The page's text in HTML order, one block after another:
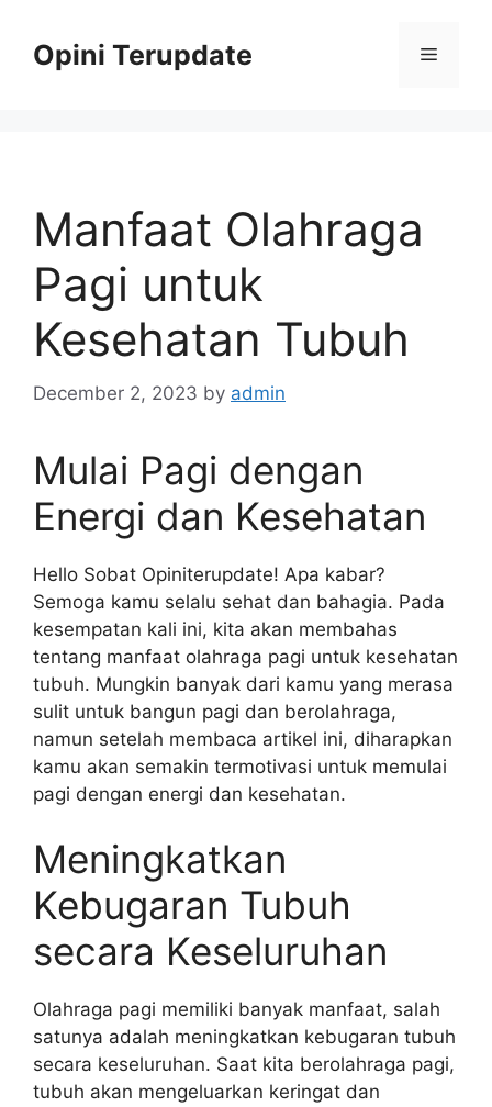
contentOpini Terupdate Menu
Manfaat Olahraga
Pagi untuk
Kesehatan Tubuh
December 2, 2023 by admin
Mulai Pagi dengan
Energi dan Kesehatan
Hello Sobat Opiniterupdate! Apa kabar?
Semoga kamu selalu sehat dan bahagia. Pada
kesempatan kali ini, kita akan membahas
tentang manfaat olahraga pagi untuk kesehatan
tubuh. Mungkin banyak dari kamu yang merasa
sulit untuk bangun pagi dan berolahraga,
namun setelah membaca artikel ini, diharapkan
kamu akan semakin termotivasi untuk memulai
pagi dengan energi dan kesehatan.
Meningkatkan
Kebugaran Tubuh
secara Keseluruhan
Olahraga pagi memiliki banyak manfaat, salah
satunya adalah meningkatkan kebugaran tubuh
secara keseluruhan. Saat kita berolahraga pagi,
tubuh akan mengeluarkan keringat dan